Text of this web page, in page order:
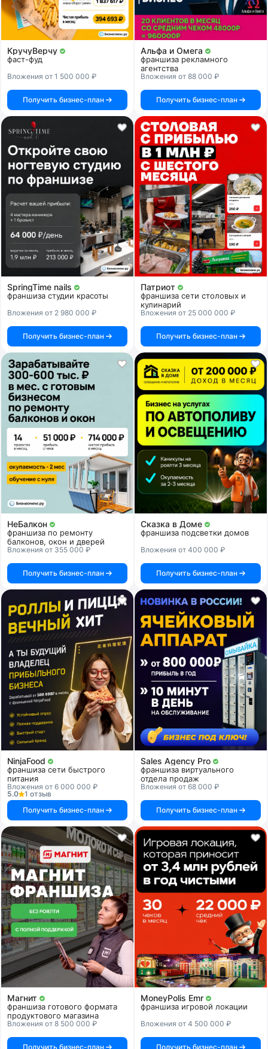
КручуВерчу
фаст-фуд
Вложения от 1 500 000 ₽
Получить бизнес-план
Альфа и Омега
франшиза рекламного
агентства
Вложения от 88 000 ₽
Получить бизнес-план
SpringTime nails
франшиза студии красоты
Вложения от 2 980 000 ₽
Получить бизнес-план
Патриот
франшиза сети столовых и
кулинарий
Вложения от 25 000 000 ₽
Получить бизнес-план
НеБалкон
франшиза по ремонту
балконов, окон и дверей
Вложения от 355 000 ₽
Получить бизнес-план
Сказка в Доме
франшиза подсветки домов
Вложения от 400 000 ₽
Получить бизнес-план
NinjaFood
франшиза сети быстрого
питания
Вложения от 6 000 000 ₽
5.0
1 отзыв
Получить бизнес-план
Sales Agency Pro
франшиза виртуального
отдела продаж
Вложения от 68 000 ₽
Получить бизнес-план
Магнит
франшиза готового формата
продуктового магазина
Вложения от 8 500 000 ₽
Получить бизнес-план
MoneyPolis Emr
франшиза игровой локации
Вложения от 4 500 000 ₽
Получить бизнес-план